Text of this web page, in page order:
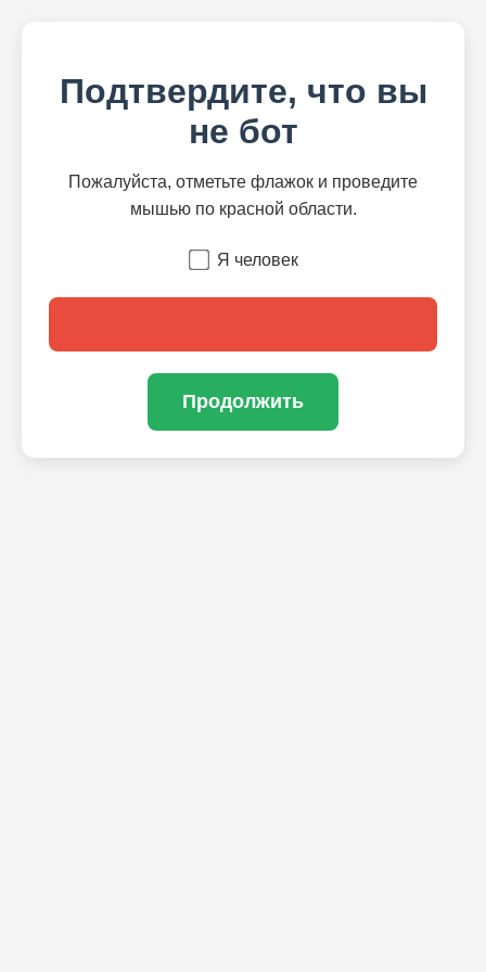
Подтвердите, что вы
не бот
Пожалуйста, отметьте флажок и проведите
мышью по красной области.
Я человек
Продолжить